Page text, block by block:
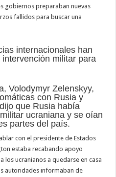
gobiernos preparaban nuevas
fallidos para buscar una
internacionales han
militar para
Volodymyr Zelenskyy,
con Rusia y
que Rusia había
ucraniana y se oían
partes del país.
con el presidente de Estados
estaba recabando apoyo
los ucranianos a quedarse en casa
autoridades informaban de